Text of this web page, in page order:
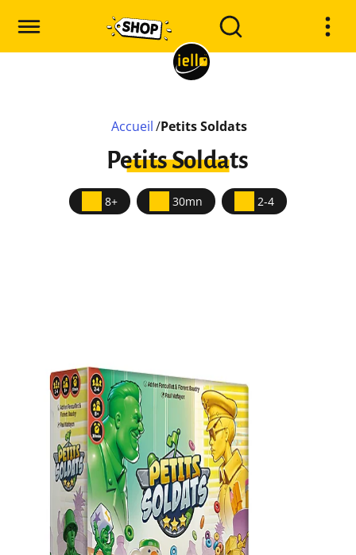
Accueil /Petits Soldats
Petits Soldats
8+ 30mn 2-4